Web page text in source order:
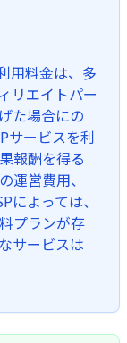
用料金は、多
リエイトパー
た場合にの
サービスを利
報酬を得る
運営費用、
によっては、
プランが存
サービスは